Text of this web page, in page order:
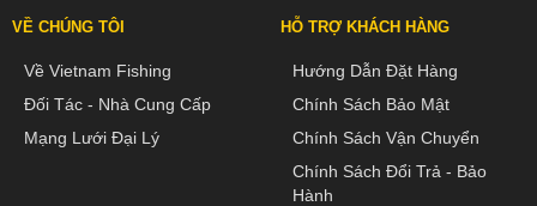
VỀ CHÚNG TÔI
Về Vietnam Fishing
Đối Tác - Nhà Cung Cấp
Mạng Lưới Đại Lý
HỖ TRỢ KHÁCH HÀNG
Hướng Dẫn Đặt Hàng
Chính Sách Bảo Mật
Chính Sách Vận Chuyển
Chính Sách Đổi Trả - Bảo
Hành